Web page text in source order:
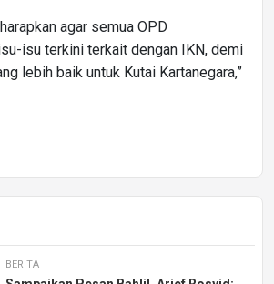
agar semua OPD
isu terkini terkait dengan IKN, demi
lebih baik untuk Kutai Kartanegara,”
BERITA